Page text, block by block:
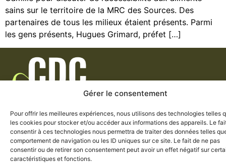
Gérer le consentement
Pour offrir les meilleures expériences, nous utilisons des technologies telles
les cookies pour stocker et/ou accéder aux informations des appareils. Le
consentir à ces technologies nous permettra de traiter des données telles
comportement de navigation ou les ID uniques sur ce site. Le fait de ne pas
consentir ou de retirer son consentement peut avoir un effet négatif sur
caractéristiques et fonctions.
sains sur le territoire de la MRC des Sources. Des
partenaires de tous les milieux étaient présents. Parmi
les gens présents, Hugues Grimard, préfet […]
Engagement Organismes
confidentialité